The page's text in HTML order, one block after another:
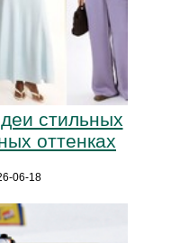
стильных
оттенках
06-18